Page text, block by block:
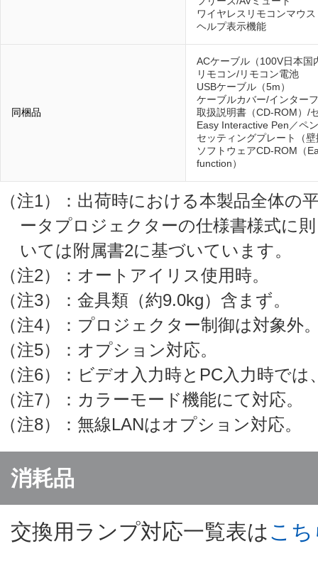
ワイヤレスリモコンマウス
ヘルプ表示機能
同梱品
ACケーブル（100V日本国
リモコン/リモコン電池
USBケーブル（5m）
ケーブルカバー/インター
取扱説明書（CD-ROM）/
Easy Interactive Pen／ペ
セッティングプレート（
ソフトウェアCD-ROM（
function）
（注1）：出荷時における本製品全体
ータプロジェクターの仕様書様式に
いては附属書2に基づいています。
（注2）：オートアイリス使用時。
（注3）：金具類（約9.0kg）含まず。
（注4）：プロジェクター制御は対象外
（注5）：オプション対応。
（注6）：ビデオ入力時とPC入力時で
（注7）：カラーモード機能にて対応。
（注8）：無線LANはオプション対応。
消耗品
交換用ランプ対応一覧表は こ